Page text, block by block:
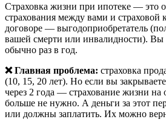
Страховка жизни при ипотеке — это
страхования между вами и страховой
договоре — выгодоприобретатель
вашей смерти или инвалидности). Вы
обычно раз в год.
❌ Главная проблема: страховка
(10, 15, 20 лет). Но если вы
через 2 года — страхование жизни на
больше не нужно. А деньги за этот
или должны заплатить. Их можно